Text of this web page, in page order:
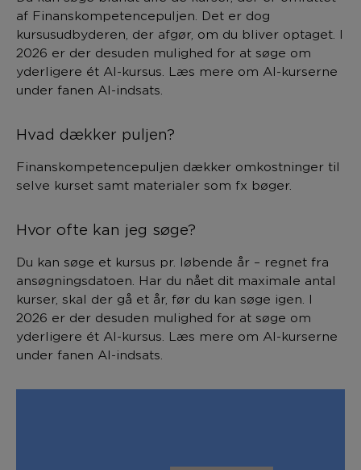
af Finanskompetencepuljen. Det er dog
kursusudbyderen, der afgør, om du bliver optaget. I
2026 er der desuden mulighed for at søge om
yderligere ét AI-kursus. Læs mere om AI-kurserne
under fanen AI-indsats.
Hvad dækker puljen?
Finanskompetencepuljen dækker omkostninger til
selve kurset samt materialer som fx bøger.
Hvor ofte kan jeg søge?
Du kan søge et kursus pr. løbende år – regnet fra
ansøgningsdatoen. Har du nået dit maximale antal
kurser, skal der gå et år, før du kan søge igen. I
2026 er der desuden mulighed for at søge om
yderligere ét AI-kursus. Læs mere om AI-kurserne
under fanen AI-indsats.